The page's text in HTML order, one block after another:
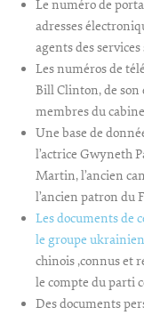
Le numéro de
adresses
agents des services
Les numéros de
Bill Clinton, de son
membres du
Une base de
l’actrice Gwyneth
Martin, l’ancien
l’ancien patron du
Les documents de
le groupe
chinois ,connus et
le compte du parti
Des documents